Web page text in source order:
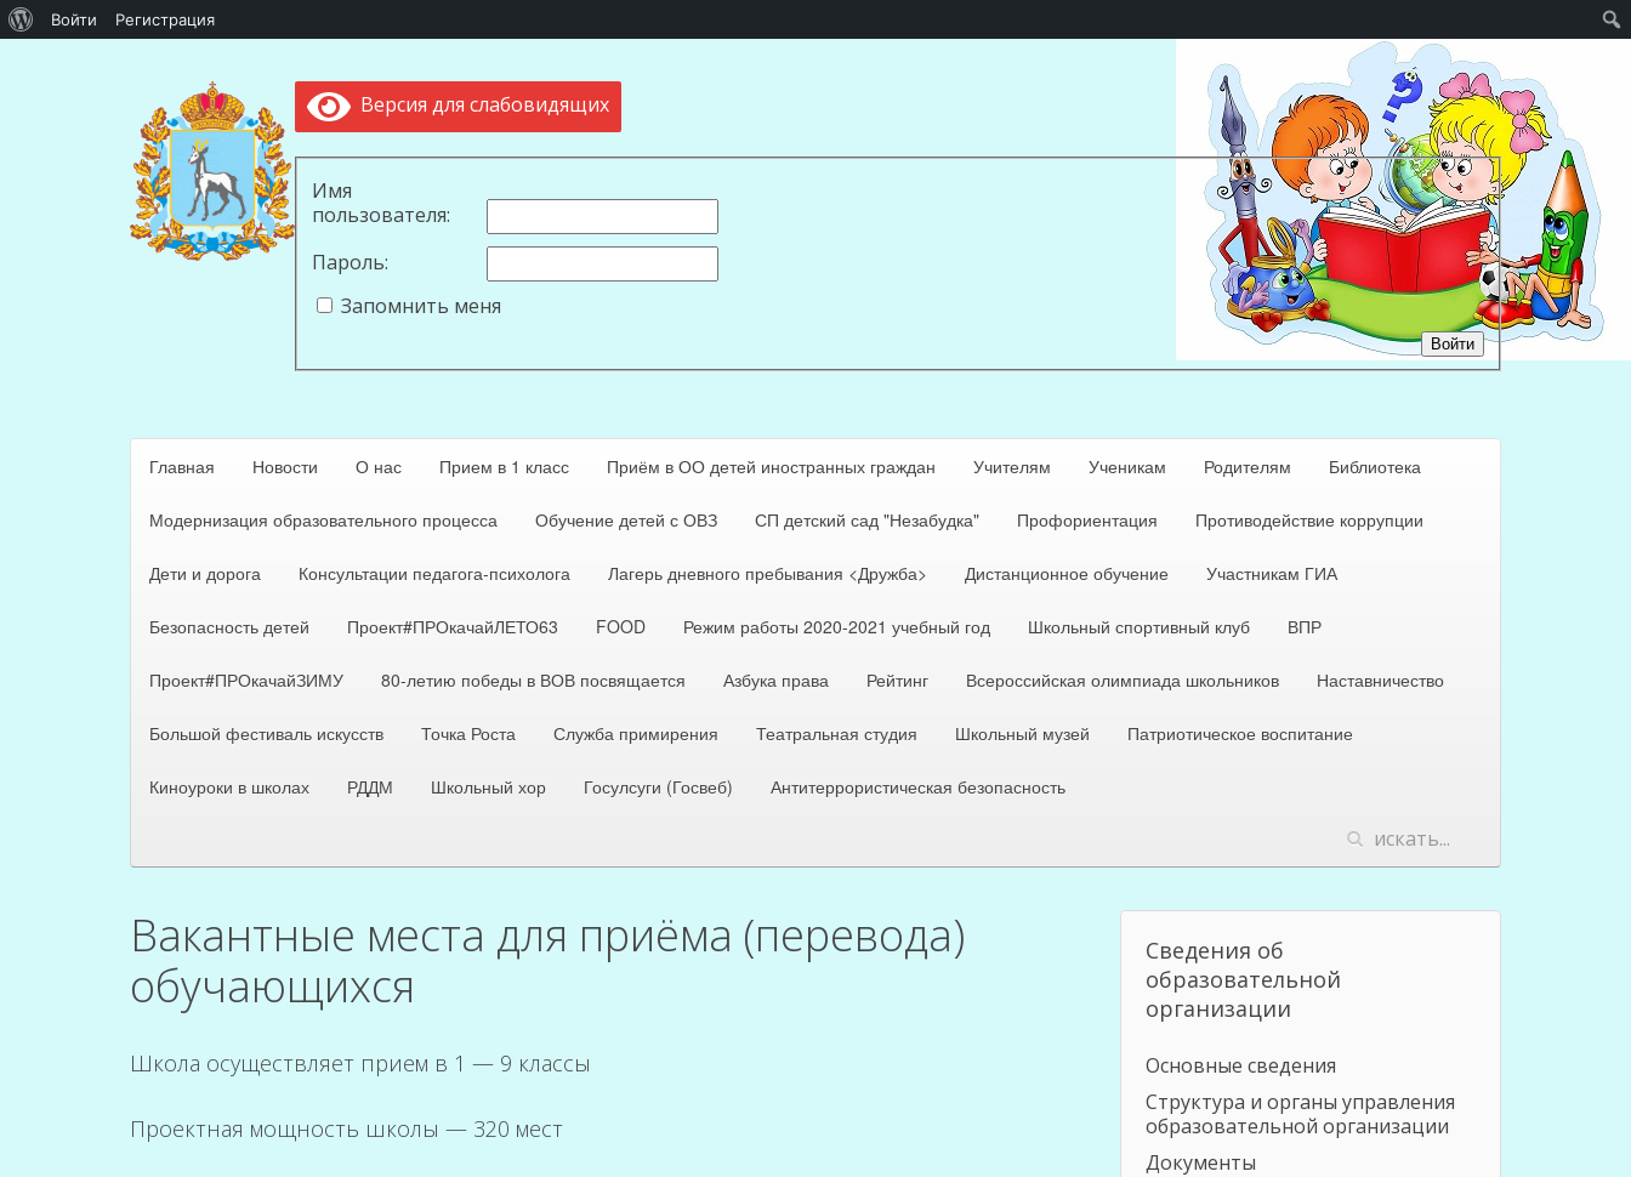
Версия для слабовидящих
Имя
пользователя:
Пароль:
Запомнить меня
Войти
Главная Новости О нас Прием в 1 класс Приём в ОО детей иностранных граждан Учителям Ученикам Родителям Библиотека
Модернизация образовательного процесса Обучение детей с ОВЗ СП детский сад "Незабудка" Профориентация Противодействие коррупции
Дети и дорога Консультации педагога-психолога Лагерь дневного пребывания <Дружба> Дистанционное обучение Участникам ГИА
Безопасность детей Проект#ПРОкачайЛЕТО63 FOOD Режим работы 2020-2021 учебный год Школьный спортивный клуб ВПР
Проект#ПРОкачайЗИМУ 80-летию победы в ВОВ посвящается Азбука права Рейтинг Всероссийская олимпиада школьников Наставничество
Большой фестиваль искусств Точка Роста Служба примирения Театральная студия Школьный музей Патриотическое воспитание
Киноуроки в школах РДДМ Школьный хор Госулсуги (Госвеб) Антитеррористическая безопасность
Вакантные места для приёма (перевода)
обучающихся
Школа осуществляет прием в 1 — 9 классы
Проектная мощность школы — 320 мест
Сведения об
образовательной
организации
Основные сведения
Структура и органы управления
образовательной организации
Документы
Войти Регистрация